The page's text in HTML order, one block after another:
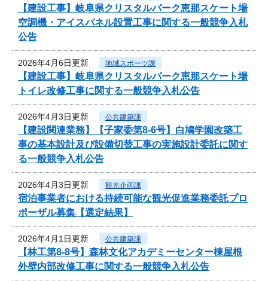
【建設工事】岐阜県クリスタルパーク恵那スケート場
空調機・アイスパネル設置工事に関する一般競争入札
公告
2026年4月6日更新 地域スポーツ課
【建設工事】岐阜県クリスタルパーク恵那スケート場
トイレ改修工事に関する一般競争入札公告
2026年4月3日更新 公共建築課
【建設関連業務】【子家委第8-6号】白鳩学園改築工
事の基本設計及び設備切替工事の実施設計委託に関す
る一般競争入札公告
2026年4月3日更新 観光企画課
宿泊事業者における持続可能な観光促進業務委託プロ
ポーザル募集【選定結果】
2026年4月1日更新 公共建築課
【林工第8-8号】森林文化アカデミーセンター棟屋根
外壁内部改修工事に関する一般競争入札公告